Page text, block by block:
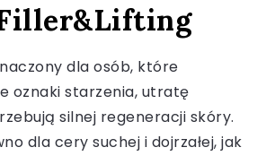
dla osób, które
oznaki starzenia, utratę
silnej regeneracji skóry.
dla cery suchej i dojrzałej, jak